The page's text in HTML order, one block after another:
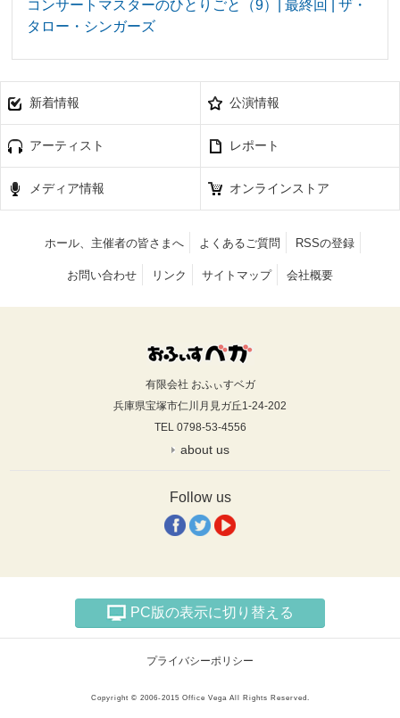
コンサートマスターのひとりごと（9）| 最終回 | ザ・
タロー・シンガーズ
新着情報 公演情報
アーティスト レポート
メディア情報 オンラインストア
ホール、主催者の皆さまへ よくあるご質問 RSSの登録
お問い合わせ リンク サイトマップ 会社概要
有限会社 おふぃすベガ
兵庫県宝塚市仁川月見ガ丘1-24-202
TEL 0798-53-4556
about us
Follow us
PC版の表示に切り替える
プライバシーポリシー
Copyright © 2006-2015 Office Vega All Rights Reserved.